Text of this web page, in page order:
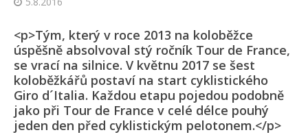
<p>Tým, který v roce 2013 na koloběžce
úspěšně absolvoval stý ročník Tour de France,
se vrací na silnice. V květnu 2017 se šest
koloběžkářů postaví na start cyklistického
Giro d´Italia. Každou etapu pojedou podobně
jako při Tour de France v celé délce pouhý
jeden den před cyklistickým pelotonem.</p>